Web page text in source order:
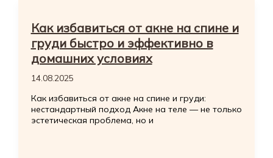
Как избавиться от акне на спине и
груди быстро и эффективно в
домашних условиях
14.08.2025
Как избавиться от акне на спине и груди:
нестандартный подход Акне на теле — не только
эстетическая проблема, но и